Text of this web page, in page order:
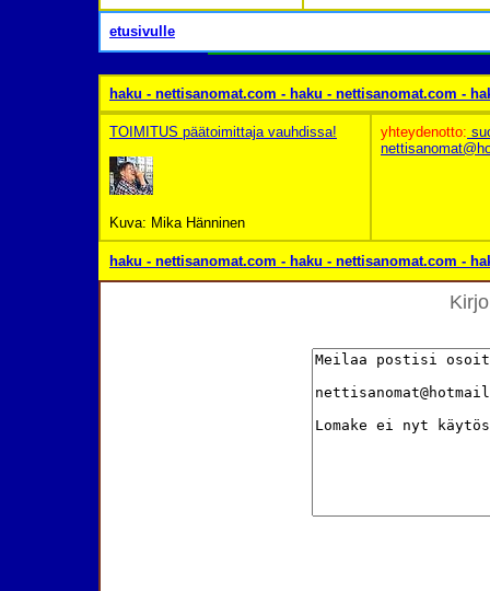
etusivulle
haku - nettisanomat.com - haku - nettisanomat.com -
TOIMITUS päätoimittaja vauhdissa!
Kuva: Mika Hänninen
yhteydenotto:
haku - nettisanomat.com - haku - nettisanomat.com -